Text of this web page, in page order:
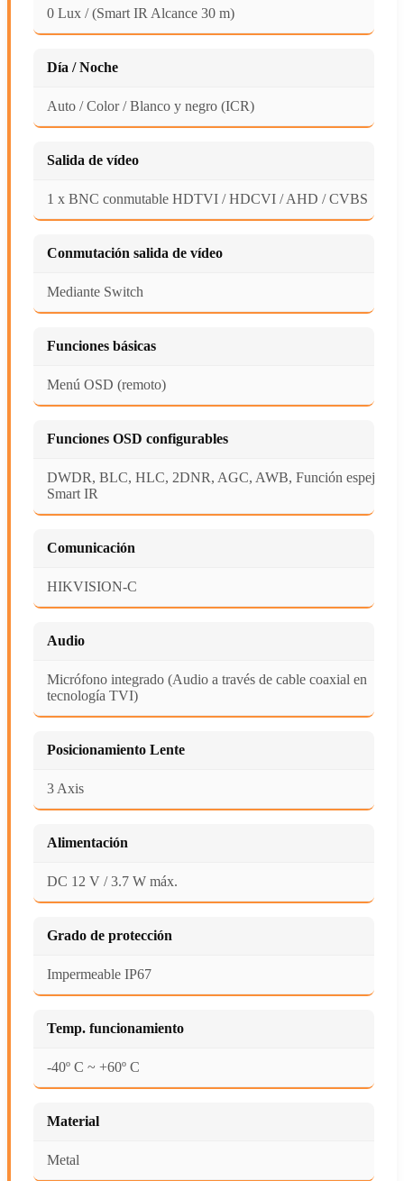
0 Lux / (Smart IR Alcance 30 m)
Día / Noche
Auto / Color / Blanco y negro (ICR)
Salida de vídeo
1 x BNC conmutable HDTVI / HDCVI / AHD / CVBS
Conmutación salida de vídeo
Mediante Switch
Funciones básicas
Menú OSD (remoto)
Funciones OSD configurables
DWDR, BLC, HLC, 2DNR, AGC, AWB, Función espejo,
Smart IR
Comunicación
HIKVISION-C
Audio
Micrófono integrado (Audio a través de cable coaxial en
tecnología TVI)
Posicionamiento Lente
3 Axis
Alimentación
DC 12 V / 3.7 W máx.
Grado de protección
Impermeable IP67
Temp. funcionamiento
-40º C ~ +60º C
Material
Metal